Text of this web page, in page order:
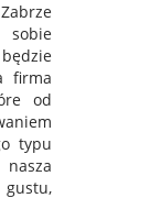
firma
od
typu